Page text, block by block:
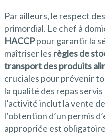
Par ailleurs, le respect
primordial. Le chef à
HACCPpour garantir la
maîtriser les règles de
transport des produits
cruciales pour prévenir
la qualité des repas
l’activité inclut la vente de
l’obtention d’un permis
appropriée est